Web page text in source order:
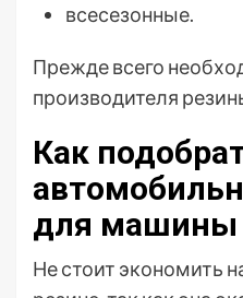
всесезонные.
Прежде всего
производителя
Как
для машины
Не стоит экономить